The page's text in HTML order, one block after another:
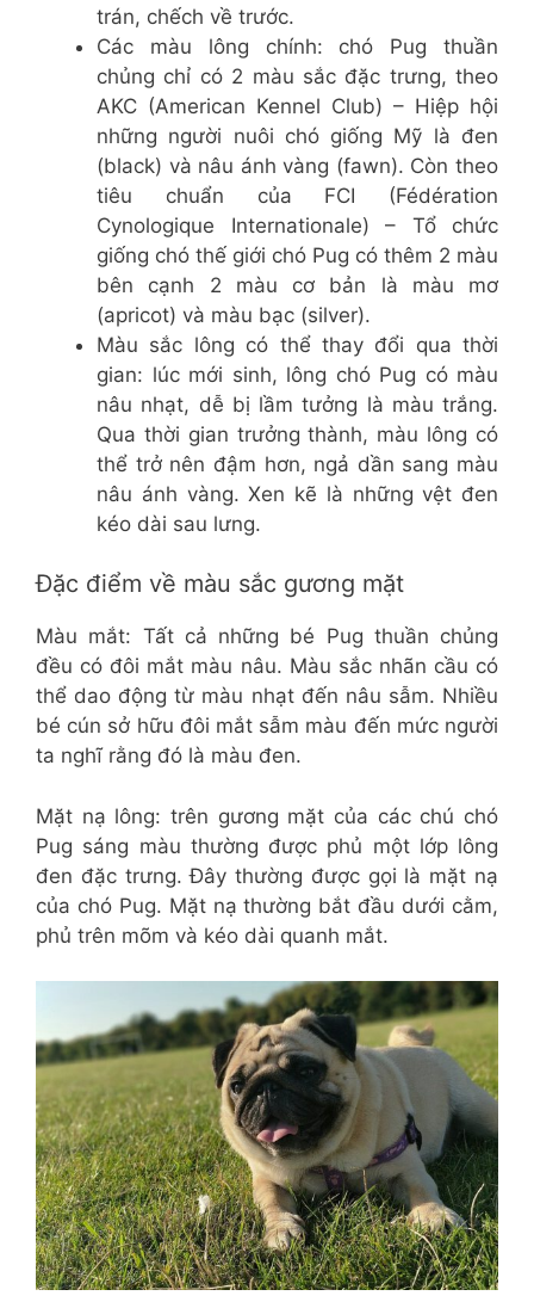
trán, chếch về trước.
Các màu lông chính: chó Pug thuần
chủng chỉ có 2 màu sắc đặc trưng, theo
AKC (American Kennel Club) – Hiệp hội
những người nuôi chó giống Mỹ là đen
(black) và nâu ánh vàng (fawn). Còn theo
tiêu chuẩn của FCI (Fédération
Cynologique Internationale) – Tổ chức
giống chó thế giới chó Pug có thêm 2 màu
bên cạnh 2 màu cơ bản là màu mơ
(apricot) và màu bạc (silver).
Màu sắc lông có thể thay đổi qua thời
gian: lúc mới sinh, lông chó Pug có màu
nâu nhạt, dễ bị lầm tưởng là màu trắng.
Qua thời gian trưởng thành, màu lông có
thể trở nên đậm hơn, ngả dần sang màu
nâu ánh vàng. Xen kẽ là những vệt đen
kéo dài sau lưng.
Đặc điểm về màu sắc gương mặt
Màu mắt: Tất cả những bé Pug thuần chủng
đều có đôi mắt màu nâu. Màu sắc nhãn cầu có
thể dao động từ màu nhạt đến nâu sẫm. Nhiều
bé cún sở hữu đôi mắt sẫm màu đến mức người
ta nghĩ rằng đó là màu đen.
Mặt nạ lông: trên gương mặt của các chú chó
Pug sáng màu thường được phủ một lớp lông
đen đặc trưng. Đây thường được gọi là mặt nạ
của chó Pug. Mặt nạ thường bắt đầu dưới cằm,
phủ trên mõm và kéo dài quanh mắt.